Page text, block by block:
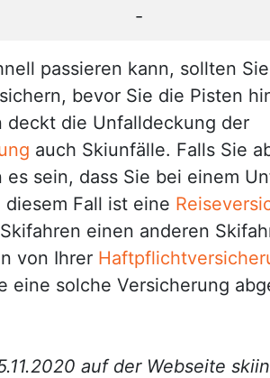
-
passieren kann, sollten
bevor Sie die Pisten
deckt die Unfalldeckung der
auch Skiunfälle. Falls Sie
sein, dass Sie bei einem
Fall ist eine
einen anderen
von Ihrer
eine solche Versicherung
auf der Webseite